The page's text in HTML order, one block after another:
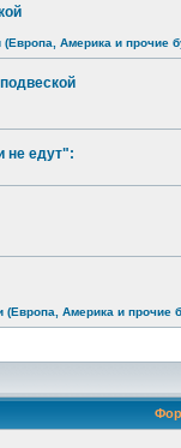
(Европа, Америка и прочие
не едут":
(Европа, Америка и прочие